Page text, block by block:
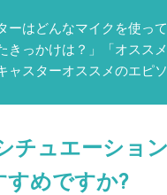
ーはどんなマイクを使っ
きっかけは？」「オスス
ャスターオススメのエピ
チュエーショ
すめですか?